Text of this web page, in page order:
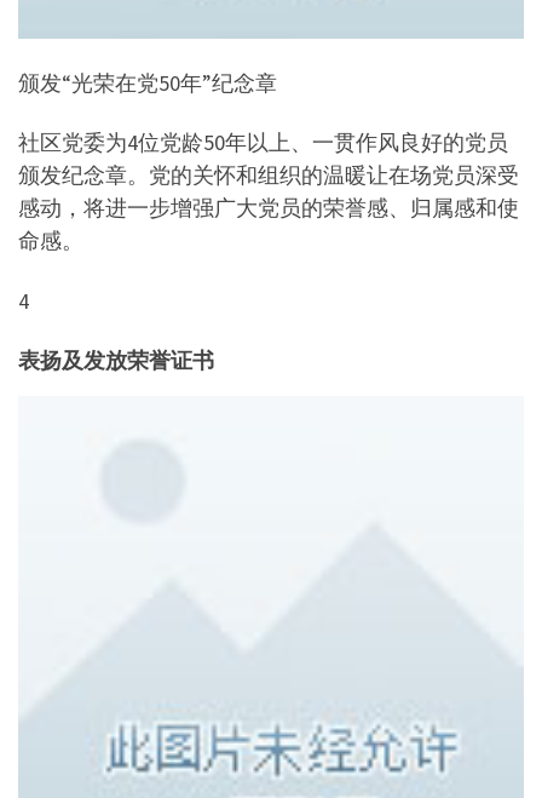
颁发“光荣在党50年”纪念章
社区党委为4位党龄50年以上、一贯作风良好的党员
颁发纪念章。党的关怀和组织的温暖让在场党员深受
感动，将进一步增强广大党员的荣誉感、归属感和使
命感。
4
表扬及发放荣誉证书